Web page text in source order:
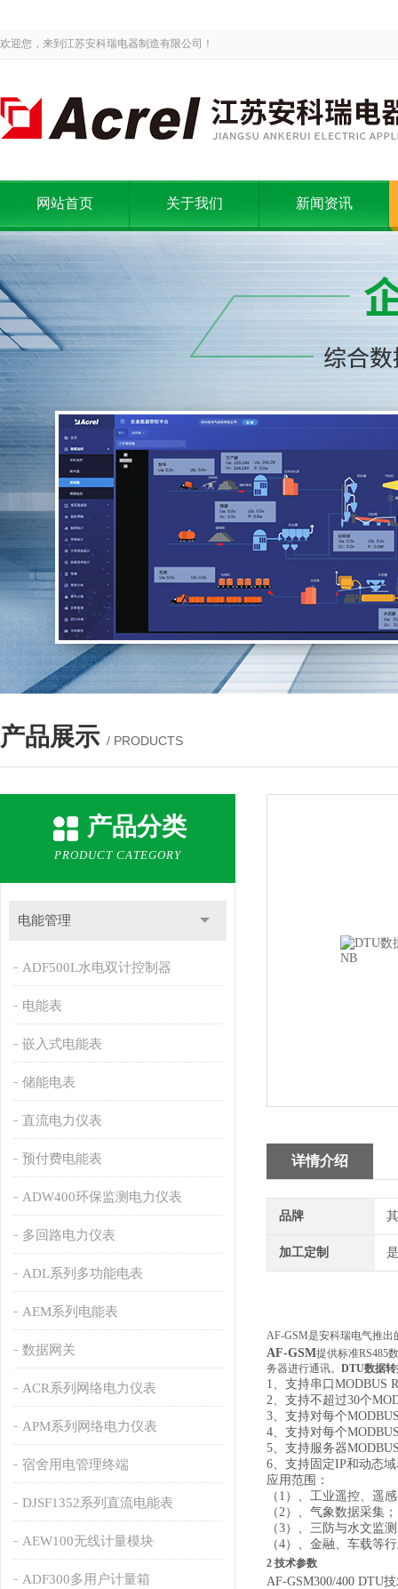
欢迎您，来到江苏安科瑞电器制造有限公司！
网站首页 关于我们 新闻资讯
产品展示 / PRODUCTS
产品分类
PRODUCT CATEGORY
电能管理
ADF500L水电双计控制器
电能表
嵌入式电能表
储能电表
直流电力仪表
预付费电能表
ADW400环保监测电力仪表
多回路电力仪表
ADL系列多功能电表
AEM系列电能表
数据网关
ACR系列网络电力仪表
APM系列网络电力仪表
宿舍用电管理终端
DJSF1352系列直流电能表
AEW100无线计量模块
ADF300多用户计量箱
详情介绍
品牌
加工定制
AF-GSM是安科瑞电气推出
AF-GSM提供标准RS485
务器进行通讯。 DTU数据转
1、支持串口MODBUS
2、支持不超过30个
3、支持对每个
4、支持对每个
5、支持服务器
6、支持固定IP和动态
应用范围：
（1）、工业遥控、遥
（2）、气象数据采集；
（3）、三防与水文监
（4）、金融、车载等
2 技术参数
AF-GSM300/400 DTU